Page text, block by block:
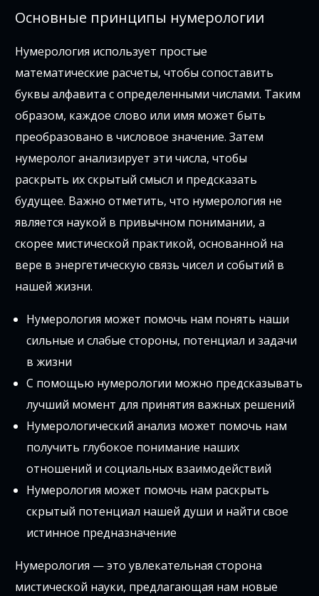
Основные принципы нумерологии
Нумерология использует простые
математические расчеты, чтобы сопоставить
буквы алфавита с определенными числами. Таким
образом, каждое слово или имя может быть
преобразовано в числовое значение. Затем
нумеролог анализирует эти числа, чтобы
раскрыть их скрытый смысл и предсказать
будущее. Важно отметить, что нумерология не
является наукой в привычном понимании, а
скорее мистической практикой, основанной на
вере в энергетическую связь чисел и событий в
нашей жизни.
Нумерология может помочь нам понять наши
сильные и слабые стороны, потенциал и задачи
в жизни
С помощью нумерологии можно предсказывать
лучший момент для принятия важных решений
Нумерологический анализ может помочь нам
получить глубокое понимание наших
отношений и социальных взаимодействий
Нумерология может помочь нам раскрыть
скрытый потенциал нашей души и найти свое
истинное предназначение
Нумерология — это увлекательная сторона
мистической науки, предлагающая нам новые